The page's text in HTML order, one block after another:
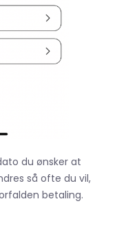
du ønsker at
så ofte du vil,
betaling.